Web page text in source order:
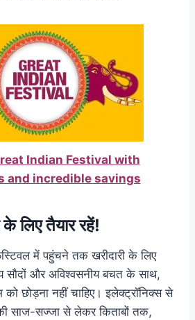
Indian Festival with
and incredible savings
के लिए तैयार रहें!
में पहुंचने तक खरीदारी के लिए
सौदों और अविश्वसनीय बचत के साथ,
छोड़ना नहीं चाहिए। इलेक्ट्रॉनिक्स से
साज-सज्जा से लेकर किताबों तक,